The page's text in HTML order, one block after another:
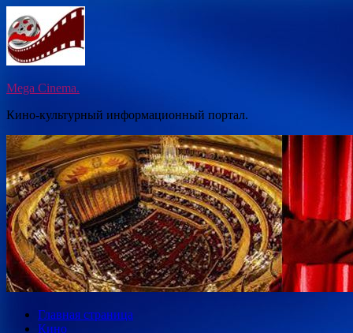
Перейти
к
содержимому
Mega Cinema.
Кино-культурный информационный портал.
Главная страница
Кино